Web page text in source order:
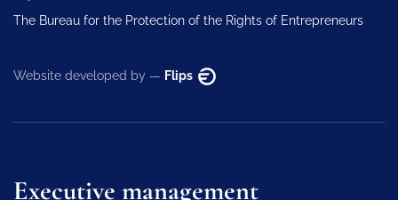
The Bureau for the Protection of the Rights of Entrepreneurs
Website developed by — Flips
Executive management